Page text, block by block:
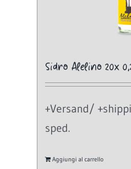
Sidro Alelino 20x
+Versand/
sped.
Aggiungi al carrello